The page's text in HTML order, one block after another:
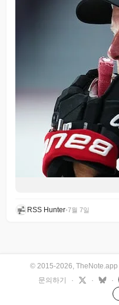
RSS Hunter•7월 7일
© 2015-2026, TheNote.app
문의하기
· · ·